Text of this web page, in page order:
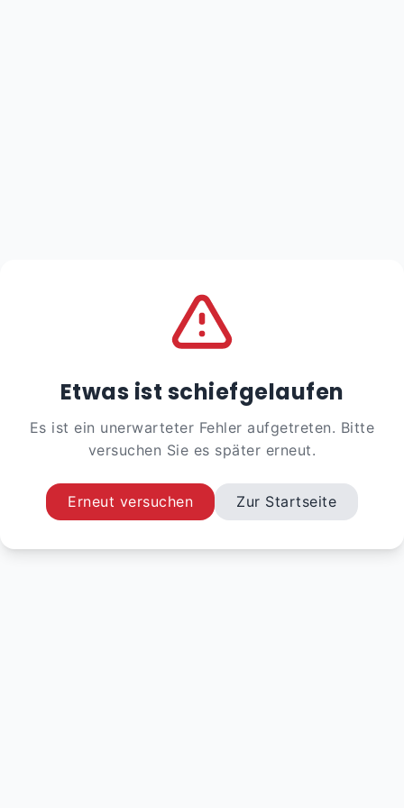
Etwas ist schiefgelaufen
Es ist ein unerwarteter Fehler aufgetreten. Bitte
versuchen Sie es später erneut.
Erneut versuchen Zur Startseite